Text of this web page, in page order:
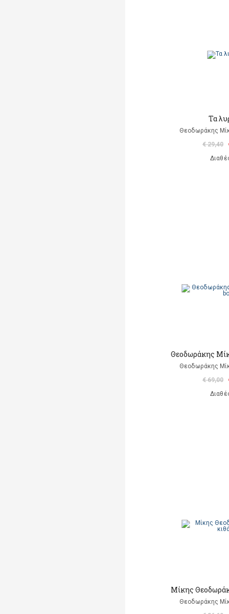
Τα
Θεοδωράκης
€ 29,40
Θεοδωράκης
Θεοδωράκης
€ 69,00
Μίκης
Θεοδωράκης